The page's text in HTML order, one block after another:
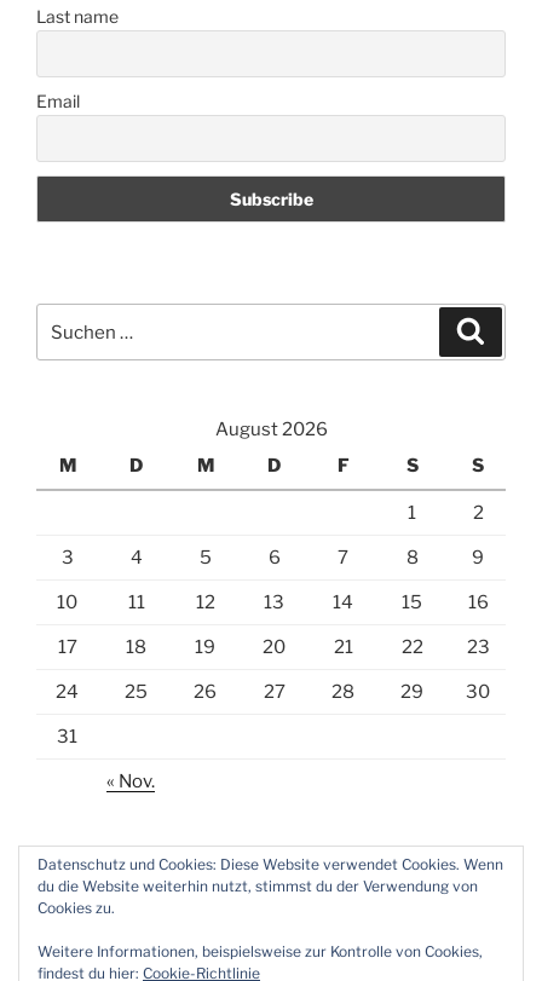
Last name
Email
nach:
August 2026
M
D M D F S S
1 2
3 4 5 6 7 8 9
10 11 12 13 14 15 16
17 18 19 20 21 22 23
24 25 26 27 28 29 30
31
« Nov.
Mail
Datenschutz und Cookies: Diese Website verwendet Cookies. Wenn
du die Website weiterhin nutzt, stimmst du der Verwendung von
Cookies zu.
Weitere Informationen, beispielsweise zur Kontrolle von Cookies,
findest du hier: Cookie-Richtlinie